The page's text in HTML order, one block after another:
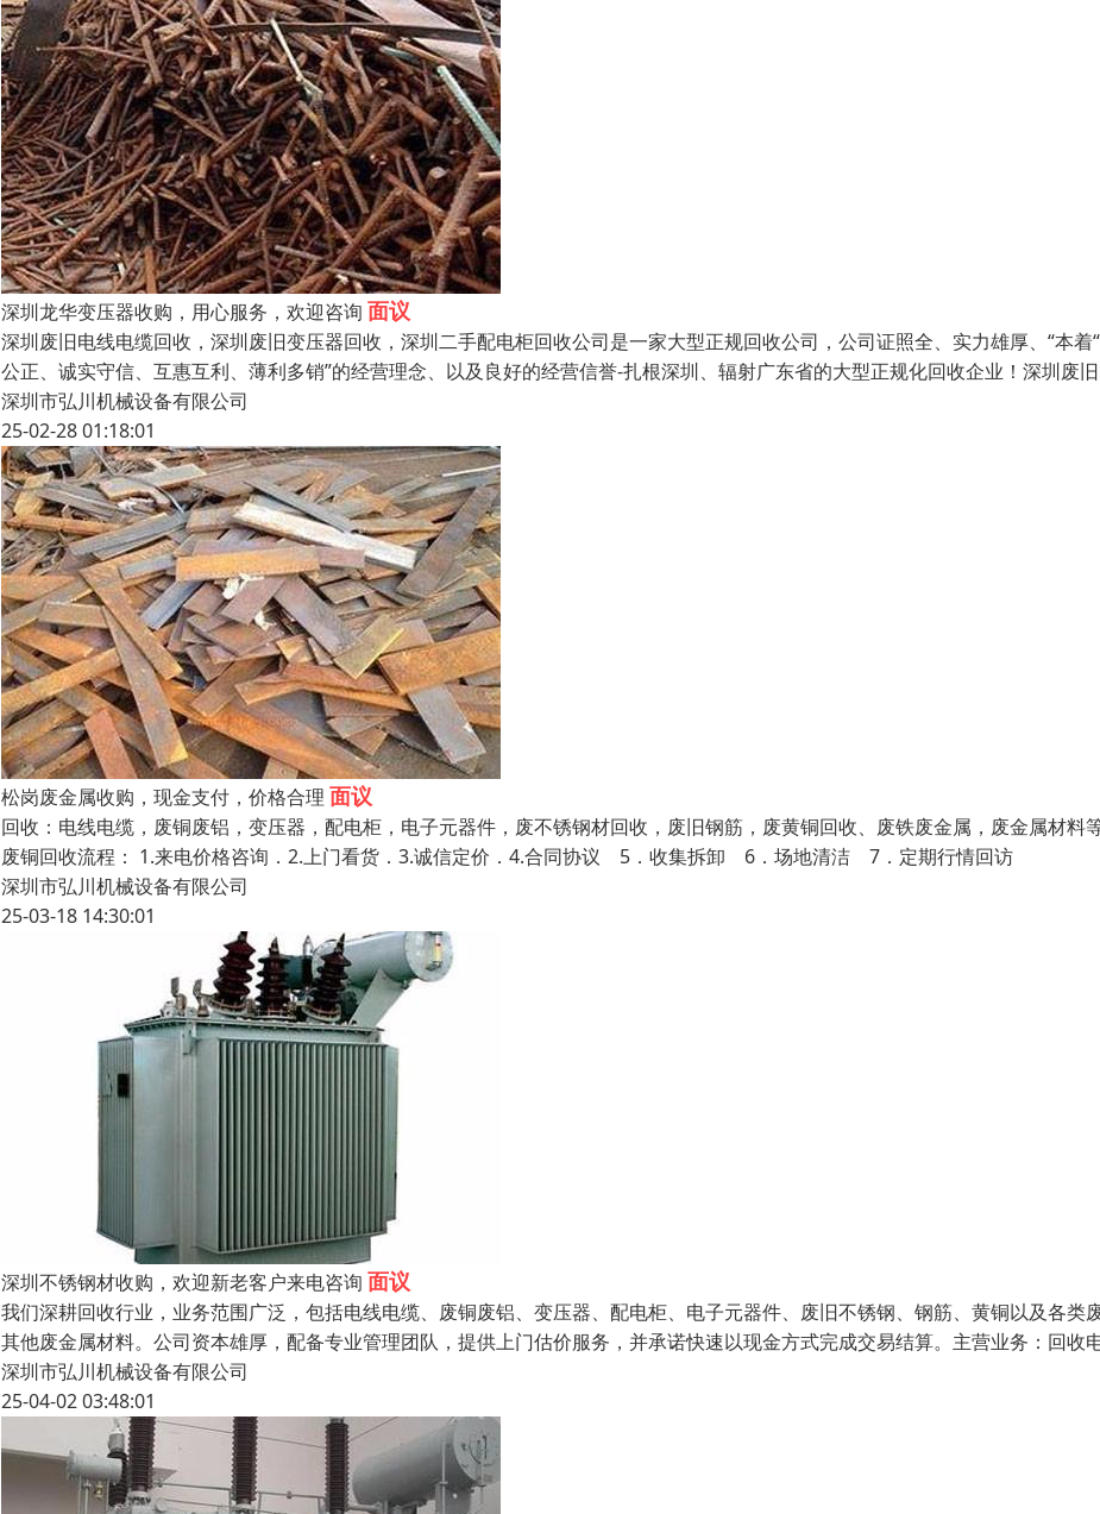
深圳龙华变压器收购，用心服务，欢迎咨询 面议
深圳废旧电线电缆回收，深圳废旧变压器回收，深圳二手配电柜回收公司是一家大型正规回收公司，公司证照全、实力雄厚、“本着
公正、诚实守信、互惠互利、薄利多销”的经营理念、以及良好的经营信誉-扎根深圳、辐射广东省的大型正规化回收企业！深圳废旧
深圳市弘川机械设备有限公司
25-02-28 01:18:01
松岗废金属收购，现金支付，价格合理 面议
回收：电线电缆，废铜废铝，变压器，配电柜，电子元器件，废不锈钢材回收，废旧钢筋，废黄铜回收、废铁废金属，废金属材料
废铜回收流程： 1.来电价格咨询．2.上门看货．3.诚信定价．4.合同协议 5．收集拆卸 6．场地清洁 7．定期行情回访
深圳市弘川机械设备有限公司
25-03-18 14:30:01
深圳不锈钢材收购，欢迎新老客户来电咨询 面议
我们深耕回收行业，业务范围广泛，包括电线电缆、废铜废铝、变压器、配电柜、电子元器件、废旧不锈钢、钢筋、黄铜以及各类
其他废金属材料。公司资本雄厚，配备专业管理团队，提供上门估价服务，并承诺快速以现金方式完成交易结算。主营业务：回收
深圳市弘川机械设备有限公司
25-04-02 03:48:01